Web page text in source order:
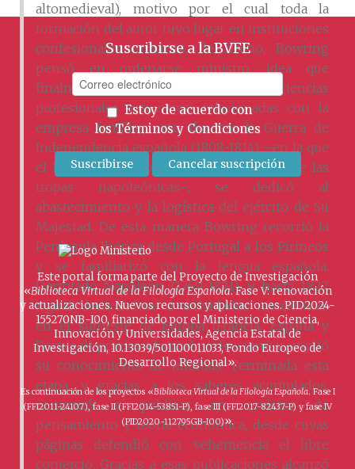
altomedieval), motivo por el cual toda la
formación del autor tuvo lugar en instituciones
confesionales unitarias; de hecho, Bowring
pensó en ordenarse ministro, idea que
finalmente descartó. Sus primeras experiencias
profesionales estuvieron relacionadas con la
empresa familiar, esta, durante la Guerra de
Independencia española (1808-1814) –en la que
el Reino Unido contribuyó a la derrota de las
tropas napoleónicas–, se dedicó al
abastecimiento y la logística del ejército de Su
Majestad. De esta manera Bowring recorrió la
Península Ibérica desde Portugal a los Pirineos
y se familiarizó con la lengua española.
Derrotado Napoleón (1769-1821), y hasta 1827,
siguió dedicándose a actividades mercantiles
en el suroeste de Europa (Francia, España y
Portugal), gracias a lo cual perfeccionó y amplió
su conocimiento de idiomas. Terminada esta
etapa, y gracias a los saberes acumulados,
comenzó a publicar en revistas de
pensamiento y teoría económica, desde cuyas
páginas defendió con vehemencia el libre
comercio. Gracias a esas publicaciones alcanzó
Suscribirse a la BVFE
Estoy de acuerdo con
losTérminos y Condiciones
Este portal forma parte del Proyecto de Investigación
«Biblioteca Virtual de la Filología Española. Fase V: renovación
y actualizaciones. Nuevos recursos y aplicaciones. PID2024-
155270NB-I00, financiado por el Ministerio de Ciencia,
Innovación y Universidades, Agencia Estatal de
Investigación, 10.13039/501100011033, Fondo Europeo de
Desarrollo Regional».
Es continuación de los proyectos «Biblioteca Virtual de la Filología Española. Fase I
(FFI2011-24107), fase II (FFI2014-53851-P), fase III (FFI2017-82437-P) y fase IV
(PID2020-112795GB-I00)».